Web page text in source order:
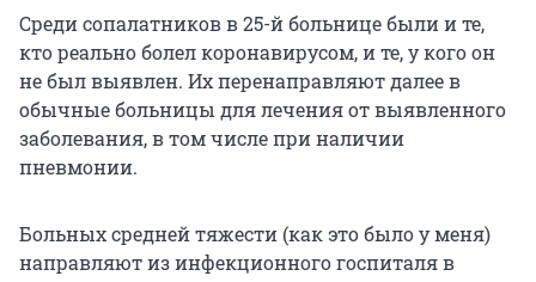
Среди сопалатников в 25-й больнице были и те,
кто реально болел коронавирусом, и те, у кого он
не был выявлен. Их перенаправляют далее в
обычные больницы для лечения от выявленного
заболевания, в том числе при наличии
пневмонии.
Больных средней тяжести (как это было у меня)
направляют из инфекционного госпиталя в